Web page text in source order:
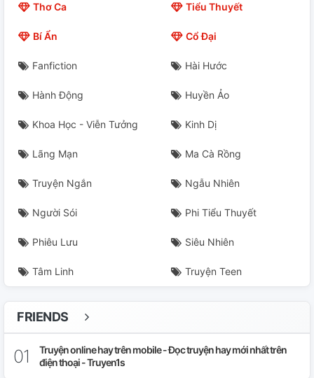
Thơ Ca Tiểu Thuyết
Bí Ẩn Cổ Đại
Fanfiction Hài Hước
Hành Động Huyền Ảo
Khoa Học - Viễn Tưởng Kinh Dị
Lãng Mạn Ma Cà Rồng
Truyện Ngắn Ngẫu Nhiên
Người Sói Phi Tiểu Thuyết
Phiêu Lưu Siêu Nhiên
Tâm Linh Truyện Teen
FRIENDS
Truyện online hay trên mobile - Đọc truyện hay mới nhất trên
điện thoại - Truyen1s